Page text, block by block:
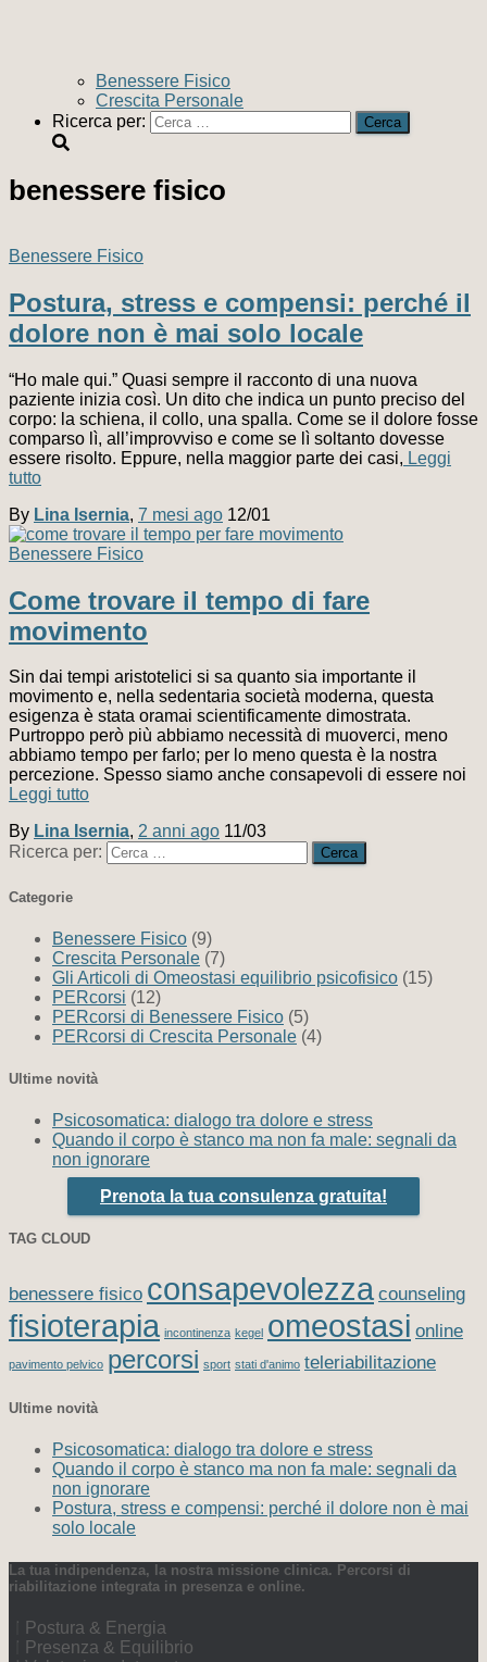
Benessere Fisico
Crescita Personale
Ricerca per:
benessere fisico
Benessere Fisico
Postura, stress e compensi: perché il
dolore non è mai solo locale
“Ho male qui.” Quasi sempre il racconto di una nuova
paziente inizia così. Un dito che indica un punto preciso del
corpo: la schiena, il collo, una spalla. Come se il dolore fosse
comparso lì, all’improvviso e come se lì soltanto dovesse
essere risolto. Eppure, nella maggior parte dei casi, Leggi
tutto
By Lina Isernia, 7 mesi ago 12/01
Benessere Fisico
Come trovare il tempo di fare
movimento
Sin dai tempi aristotelici si sa quanto sia importante il
movimento e, nella sedentaria società moderna, questa
esigenza è stata oramai scientificamente dimostrata.
Purtroppo però più abbiamo necessità di muoverci, meno
abbiamo tempo per farlo; per lo meno questa è la nostra
percezione. Spesso siamo anche consapevoli di essere noi
Leggi tutto
By Lina Isernia, 2 anni ago 11/03
Ricerca per:
Categorie
Benessere Fisico (9)
Crescita Personale (7)
Gli Articoli di Omeostasi equilibrio psicofisico (15)
PERcorsi (12)
PERcorsi di Benessere Fisico (5)
PERcorsi di Crescita Personale (4)
Ultime novità
Psicosomatica: dialogo tra dolore e stress
Quando il corpo è stanco ma non fa male: segnali da
non ignorare
Prenota la tua consulenza gratuita!
TAG CLOUD
benessere fisico consapevolezza counseling
fisioterapia incontinenza kegel omeostasi online
pavimento pelvico percorsi sport stati d'animo teleriabilitazione
Ultime novità
Psicosomatica: dialogo tra dolore e stress
Quando il corpo è stanco ma non fa male: segnali da
non ignorare
Postura, stress e compensi: perché il dolore non è mai
solo locale
La tua indipendenza, la nostra missione clinica. Percorsi di
riabilitazione integrata in presenza e online.
Postura & Energia
Presenza & Equilibrio